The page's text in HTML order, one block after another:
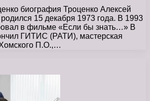
биография Троценко Алексей
15 декабря 1973 года. В 1993
в фильме «Если бы знать…» В
ГИТИС (РАТИ), мастерская
П.О.,…